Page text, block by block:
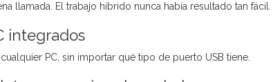
llamada. El trabajo híbrido nunca había resultado tan fácil.
integrados
PC, sin importar qué tipo de puerto USB tiene.